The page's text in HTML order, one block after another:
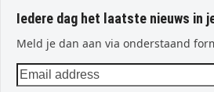
Iedere dag het laatste nieuws in
Meld je dan aan via onderstaand
Email